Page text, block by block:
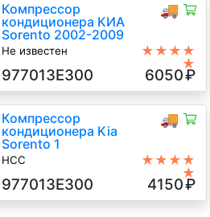
🚚
Компрессор
кондиционера КИА
Sorento 2002-2009
Не известен
Джип (5-дверный), серебристый,
2003 г.в.
★★★★
★
977013E300 6050₽
🚚
Компрессор
кондиционера Kia
Sorento 1
HCC
5дв., 2003 г.в.
★★★★
★
977013E300 4150₽